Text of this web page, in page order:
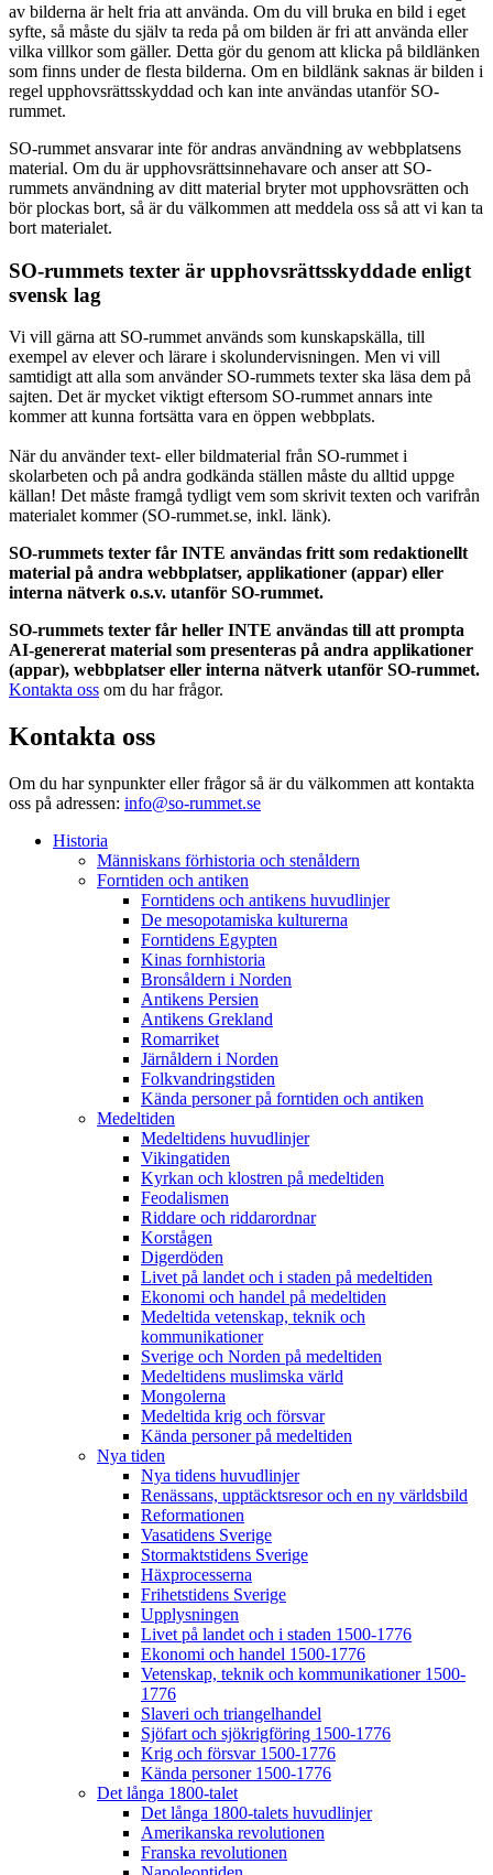
av bilderna är helt fria att använda. Om du vill bruka en bild i eget
syfte, så måste du själv ta reda på om bilden är fri att använda eller
vilka villkor som gäller. Detta gör du genom att klicka på bildlänken
som finns under de flesta bilderna. Om en bildlänk saknas är bilden i
regel upphovsrättsskyddad och kan inte användas utanför SO-
rummet.
SO-rummet ansvarar inte för andras användning av webbplatsens
material. Om du är upphovsrättsinnehavare och anser att SO-
rummets användning av ditt material bryter mot upphovsrätten och
bör plockas bort, så är du välkommen att meddela oss så att vi kan ta
bort materialet.
SO-rummets texter är upphovsrättsskyddade enligt
svensk lag
Vi vill gärna att SO-rummet används som kunskapskälla, till
exempel av elever och lärare i skolundervisningen. Men vi vill
samtidigt att alla som använder SO-rummets texter ska läsa dem på
sajten. Det är mycket viktigt eftersom SO-rummet annars inte
kommer att kunna fortsätta vara en öppen webbplats.
När du använder text- eller bildmaterial från SO-rummet i
skolarbeten och på andra godkända ställen måste du alltid uppge
källan! Det måste framgå tydligt vem som skrivit texten och varifrån
materialet kommer (SO-rummet.se, inkl. länk).
SO-rummets texter får INTE användas fritt som redaktionellt
material på andra webbplatser, applikationer (appar) eller
interna nätverk o.s.v. utanför SO-rummet.
SO-rummets texter får heller INTE användas till att prompta
AI-genererat material som presenteras på andra applikationer
(appar), webbplatser eller interna nätverk utanför SO-rummet.
Kontakta oss om du har frågor.
Kontakta oss
Om du har synpunkter eller frågor så är du välkommen att kontakta
oss på adressen: info@so-rummet.se
Historia
Människans förhistoria och stenåldern
Forntiden och antiken
Forntidens och antikens huvudlinjer
De mesopotamiska kulturerna
Forntidens Egypten
Kinas fornhistoria
Bronsåldern i Norden
Antikens Persien
Antikens Grekland
Romarriket
Järnåldern i Norden
Folkvandringstiden
Kända personer på forntiden och antiken
Medeltiden
Medeltidens huvudlinjer
Vikingatiden
Kyrkan och klostren på medeltiden
Feodalismen
Riddare och riddarordnar
Korstågen
Digerdöden
Livet på landet och i staden på medeltiden
Ekonomi och handel på medeltiden
Medeltida vetenskap, teknik och
kommunikationer
Sverige och Norden på medeltiden
Medeltidens muslimska värld
Mongolerna
Medeltida krig och försvar
Kända personer på medeltiden
Nya tiden
Nya tidens huvudlinjer
Renässans, upptäcktsresor och en ny världsbild
Reformationen
Vasatidens Sverige
Stormaktstidens Sverige
Häxprocesserna
Frihetstidens Sverige
Upplysningen
Livet på landet och i staden 1500-1776
Ekonomi och handel 1500-1776
Vetenskap, teknik och kommunikationer 1500-
1776
Slaveri och triangelhandel
Sjöfart och sjökrigföring 1500-1776
Krig och försvar 1500-1776
Kända personer 1500-1776
Det långa 1800-talet
Det långa 1800-talets huvudlinjer
Amerikanska revolutionen
Franska revolutionen